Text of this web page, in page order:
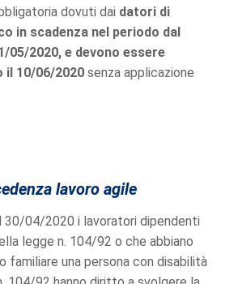
dovuti dai datori di
in scadenza nel periodo dal
05/2020, e devono essere
10/06/2020 senza applicazione
lavoro agile
30/04/2020 i lavoratori dipendenti
legge n. 104/92 o che abbiano
familiare una persona con disabilità